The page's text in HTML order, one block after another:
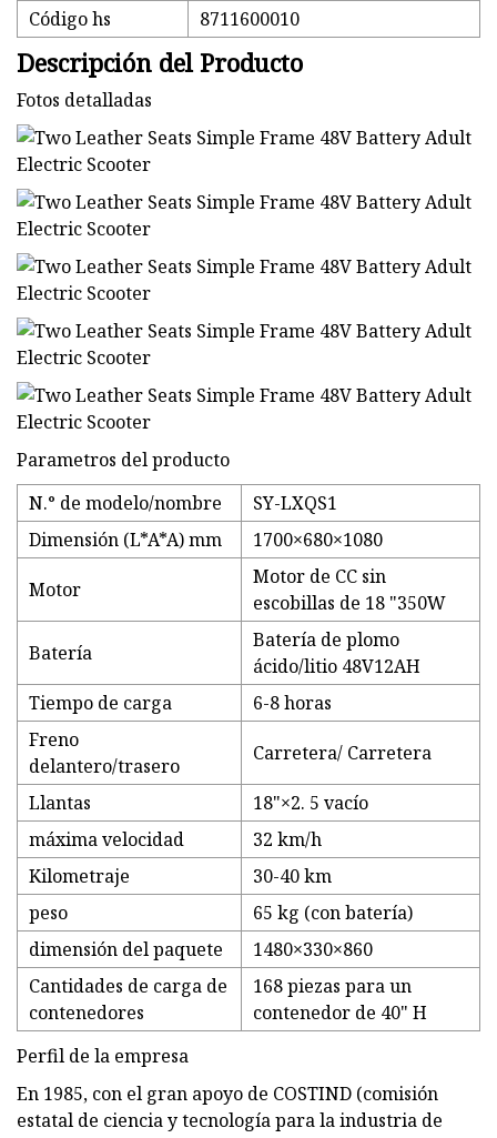
Código hs
8711600010
Descripción del Producto
Fotos detalladas
Parametros del producto
N.° de modelo/nombre
SY-LXQS1
Dimensión (L*A*A) mm
1700×680×1080
Motor
Motor de CC sin
escobillas de 18 "350W
Batería
Batería de plomo
ácido/litio 48V12AH
Tiempo de carga
6-8 horas
Freno
delantero/trasero
Carretera/ Carretera
Llantas
18"×2. 5 vacío
máxima velocidad
32 km/h
Kilometraje
30-40 km
peso
65 kg (con batería)
dimensión del paquete
1480×330×860
Cantidades de carga de
contenedores
168 piezas para un
contenedor de 40" H
Perfil de la empresa
En 1985, con el gran apoyo de COSTIND (comisión
estatal de ciencia y tecnología para la industria de